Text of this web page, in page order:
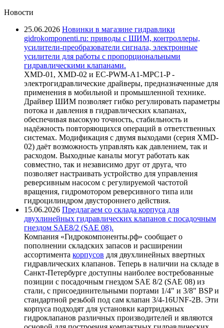
Новости
25.06.2026 Новинки в магазине гидравлики
gidrokomponenti.ru: приводы с ШИМ, контроллеры,
усилители-преобразователи сигнала, электронные
усилители для работы с пропорциональными
гидравлическими клапанами.
XMD-01, XMD-02 и EC-PWM-A1-MPC1-P -
электрогидравлические драйверы, предназначенные для
применения в мобильной и промышленной технике.
Драйвер ШИМ позволяет гибко регулировать параметры
потока и давления в гидравлических клапанах,
обеспечивая высокую точность, стабильность и
надёжность повторяющихся операций в ответственных
системах. Модификация с двумя выходами (серия XMD-
02) даёт возможность управлять как давлением, так и
расходом. Выходные каналы могут работать как
совместно, так и независимо друг от друга, что
позволяет настраивать устройство для управления
реверсивным насосом с регулируемой частотой
вращения, гидромотором реверсивного типа или
гидроцилиндром двустороннего действия.
15.06.2026 Предлагаем со склада корпуса для
двухлинейных гидравлических клапанов с посадочным
гнездом SAE8/2 (SAE 08).
Компания «Гидрокомпоненты.рф» сообщает о
пополнении складских запасов и расширении
ассортимента корпусов для двухлинейных ввертных
гидравлических клапанов. Теперь в наличии на складе в
Санкт-Петербурге доступны наиболее востребованные
позиции с посадочным гнездом SAE 8/2 (SAE 08) из
стали, с присоединительными портами 1/4" и 3/8" BSP и
стандартной резьбой под сам клапан 3/4-16UNF-2B. Эти
корпуса подходят для установки картриджных
гидроклапанов различных производителей и являются